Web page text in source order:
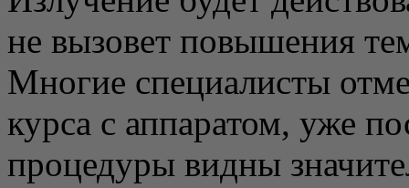
не вызовет повышения
Многие специалисты
курса с аппаратом, уже
процедуры видны